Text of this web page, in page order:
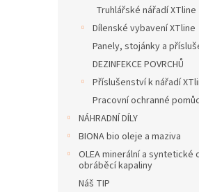
Truhlářské nářadí XTline
Dílenské vybavení XTline
Panely, stojánky a
DEZINFEKCE POVRCHŮ
Příslušenství k nářadí
Pracovní ochranné
NÁHRADNÍ DÍLY
BIONA bio oleje a maziva
OLEA minerální a syntetické
obráběcí kapaliny
Náš TIP